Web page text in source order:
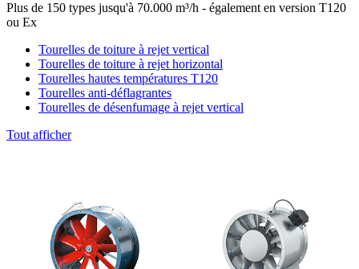
Plus de 150 types jusqu'à 70.000 m³/h - également en version T120
ou Ex
Tourelles de toiture à rejet vertical
Tourelles de toiture à rejet horizontal
Tourelles hautes températures T120
Tourelles anti-déflagrantes
Tourelles de désenfumage à rejet vertical
Tout afficher